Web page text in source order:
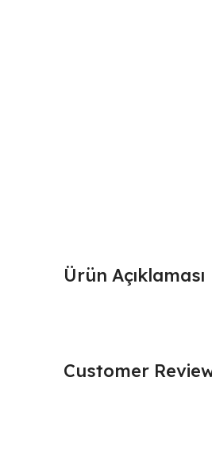
Ürün Açıklaması
Customer